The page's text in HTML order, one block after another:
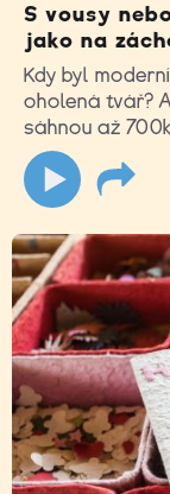
S vousy
jako na
Kdy byl
oholená tvář?
sáhnou až